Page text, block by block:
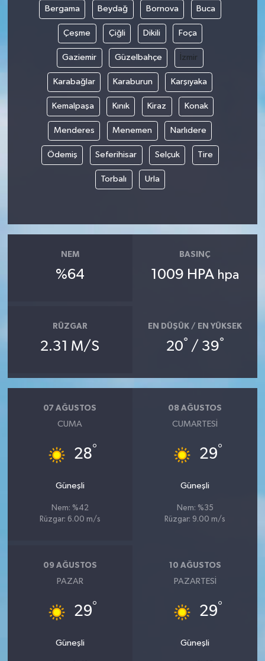
Bergama Beydağ Bornova Buca
Çeşme Çiğli Dikili Foça
Gaziemir Güzelbahçe İzmir
Karabağlar Karaburun Karşıyaka
Kemalpaşa Kınık Kiraz Konak
Menderes Menemen Narlıdere
Ödemiş Seferihisar Selçuk Tire
Torbalı Urla
NEM
%64
BASINÇ
1009 HPA hpa
RÜZGAR
2.31 M/S
EN DÜŞÜK / EN YÜKSEK
20° / 39°
07 AĞUSTOS
CUMA
28°
Güneşli
Nem: %42
Rüzgar: 6.00 m/s
08 AĞUSTOS
CUMARTESI
29°
Güneşli
Nem: %35
Rüzgar: 9.00 m/s
09 AĞUSTOS
PAZAR
29°
Güneşli
10 AĞUSTOS
PAZARTESI
29°
Güneşli